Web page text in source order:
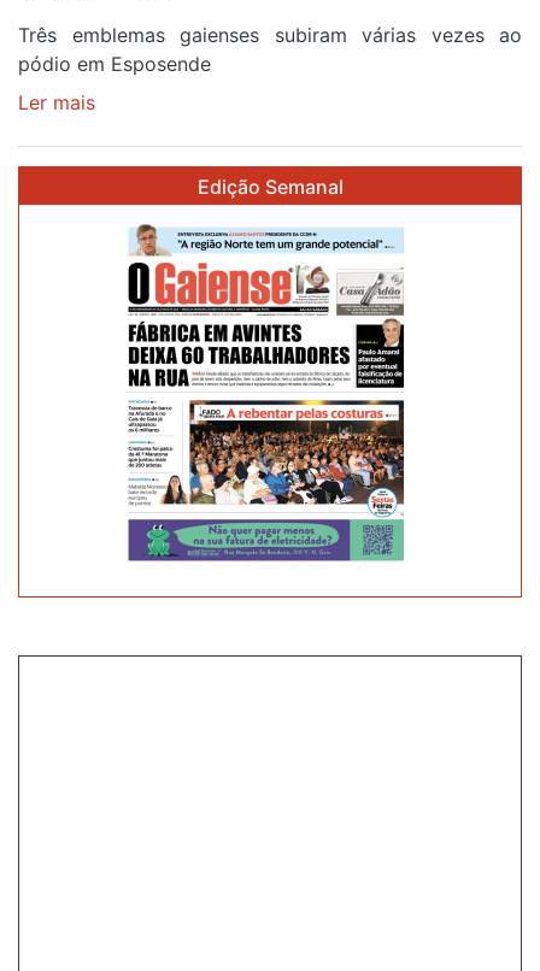
Três emblemas gaienses subiram várias vezes ao
pódio em Esposende
Ler mais
BRILHOU
ESPOSENDE
Edição Semanal